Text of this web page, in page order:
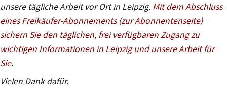
unsere tägliche Arbeit vor Ort in Leipzig. Mit dem Abschluss
eines Freikäufer-Abonnements (zur Abonnentenseite)
sichern Sie den täglichen, frei verfügbaren Zugang zu
wichtigen Informationen in Leipzig und unsere Arbeit für
Sie.
Vielen Dank dafür.